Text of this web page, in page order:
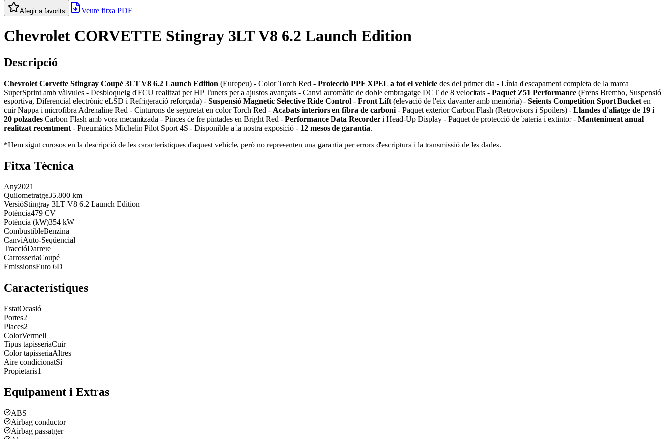
Afegir a favorits Veure fitxa PDF
Chevrolet CORVETTE Stingray 3LT V8 6.2 Launch Edition
Descripció
Chevrolet Corvette Stingray Coupé 3LT V8 6.2 Launch Edition (Europeu) - Color Torch Red - Protecció PPF XPEL a tot el vehicle des del primer dia - Línia d'escapament completa de la marca
SuperSprint amb vàlvules - Desbloqueig d'ECU realitzat per HP Tuners per a ajustos avançats - Canvi automàtic de doble embragatge DCT de 8 velocitats - Paquet Z51 Performance (Frens Brembo, Suspensió
esportiva, Diferencial electrònic eLSD i Refrigeració reforçada) - Suspensió Magnetic Selective Ride Control - Front Lift (elevació de l'eix davanter amb memòria) - Seients Competition Sport Bucket en
cuir Nappa i microfibra Adrenaline Red - Cinturons de seguretat en color Torch Red - Acabats interiors en fibra de carboni - Paquet exterior Carbon Flash (Retrovisors i Spoilers) - Llandes d'aliatge de 19 i
20 polzades Carbon Flash amb vora mecanitzada - Pinces de fre pintades en Bright Red - Performance Data Recorder i Head-Up Display - Paquet de protecció de bateria i extintor - Manteniment anual
realitzat recentment - Pneumàtics Michelin Pilot Sport 4S - Disponible a la nostra exposició - 12 mesos de garantia.
*Hem sigut curosos en la descripció de les característiques d'aquest vehicle, però no representen una garantia per errors d'escriptura i la transmissió de les dades.
Fitxa Tècnica
Any2021
Quilometratge35.800 km
VersióStingray 3LT V8 6.2 Launch Edition
Potència479 CV
Potència (kW)354 kW
CombustibleBenzina
CanviAuto-Seqüencial
TraccióDarrere
CarrosseriaCoupé
EmissionsEuro 6D
Característiques
EstatOcasió
Portes2
Places2
ColorVermell
Tipus tapisseriaCuir
Color tapisseriaAltres
Aire condicionatSí
Propietaris1
Equipament i Extras
ABS
Airbag conductor
Airbag passatger